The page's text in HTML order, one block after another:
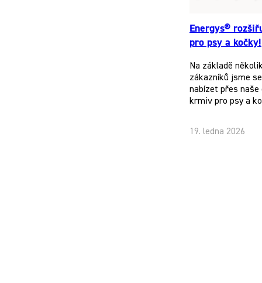
Energys®
pro psy a kočky!
Na základě
zákazníků jsme
nabízet přes
krmiv pro psy a
19. ledna 2026